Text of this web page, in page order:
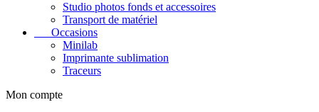
Studio photos fonds et accessoires
Transport de matériel
Occasions
Minilab
Imprimante sublimation
Traceurs
Mon compte